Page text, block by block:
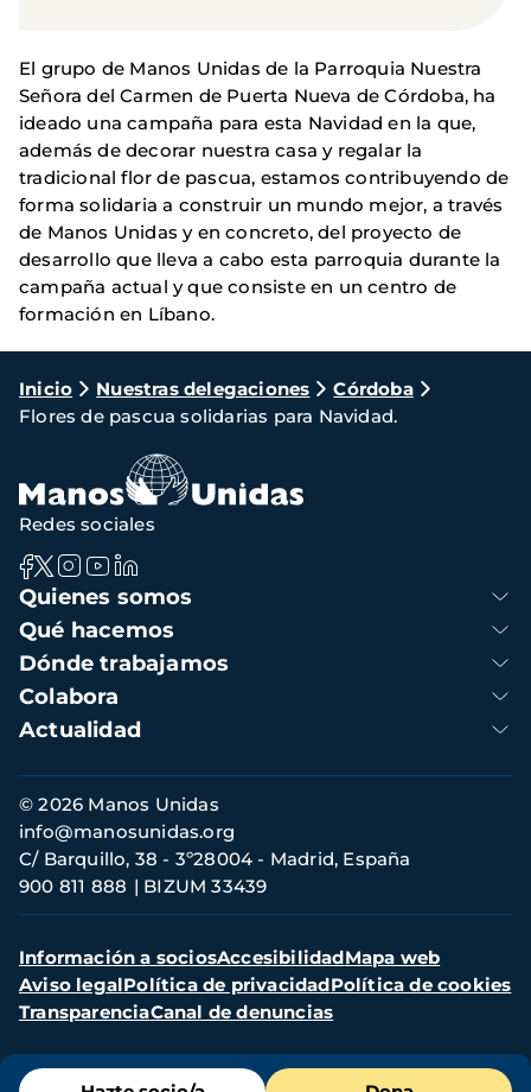
El grupo de Manos Unidas de la Parroquia Nuestra
Señora del Carmen de Puerta Nueva de Córdoba, ha
ideado una campaña para esta Navidad en la que,
además de decorar nuestra casa y regalar la
tradicional flor de pascua, estamos contribuyendo de
forma solidaria a construir un mundo mejor, a través
de Manos Unidas y en concreto, del proyecto de
desarrollo que lleva a cabo esta parroquia durante la
campaña actual y que consiste en un centro de
formación en Líbano.
Ruta
de
navegación
Inicio Nuestras delegaciones
Córdoba
Flores de pascua solidarias para Navidad.
Menú
Navegación
principal
Quienes somos
Qué hacemos
Dónde trabajamos
Colabora
Actualidad
Redes sociales
Información
de
contacto
© 2026 Manos Unidas
C/ Barquillo, 38 - 3º28004 - Madrid, España
900 811 888
BIZUM 33439
info@manosunidas.org
Menú
secundario
Información a sociosAccesibilidadMapa web
Aviso legalPolítica de privacidadPolítica de cookies
TransparenciaCanal de denuncias